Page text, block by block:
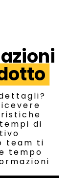
di
team ti
tempo